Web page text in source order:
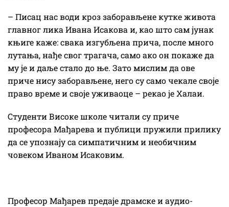
– Писац нас води кроз заборављене кутке живота
главног лика Ивана Исакова и, као што сам јунак
књиге каже: свака изгубљена прича, после много
лутања, нађе свог трагача, само ако он покаже да
му је и даље стало до ње. Зато мислим да ове
приче нису заборављене, него су само чекале своје
право време и своје уживаоце – рекао је Халаи.
Студенти Високе школе читали су приче
професора Мађарева и публици пружили прилику
да се упознају са симпатичним и необичним
човеком Иваном Исаковим.
Професор Мађарев предаје драмске и аудио-